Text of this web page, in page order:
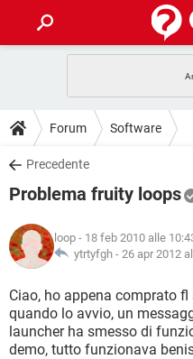
INTRATTENIMENTO
iOS
INSTAGRAM
TIKTOK
HARDWARE
GUIDE
COVID-19
INSTAGRAM
TIKTOK
HARDWARE
DOWNLOAD
COVID-19
INTRATTENIMENTO
iOS
INSTAGRAM
TIKTOK
HARDWARE
COVID-19
INTRATTENIMENTO
iOS
INSTAGRAM
GLOSSARIO
COVID-19
INTRATTENIMENTO
iOS
Forum Software
Precedente
Problema fruity loops
loop - 18 feb 2010 alle
ytrtyfgh - 26 apr 2012
Ciao, ho appena comprato
quando lo avvio, un
launcher ha smesso di
demo, tutto funzionava